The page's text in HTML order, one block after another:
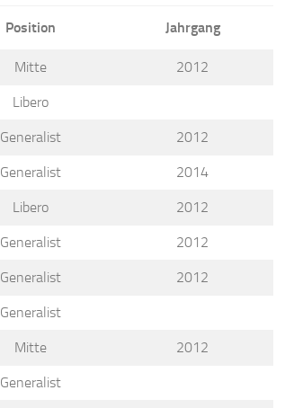
Position Jahrgang
Mitte 2012
Libero
Generalist 2012
Generalist 2014
Libero 2012
Generalist 2012
Generalist 2012
Generalist
Mitte 2012
Generalist